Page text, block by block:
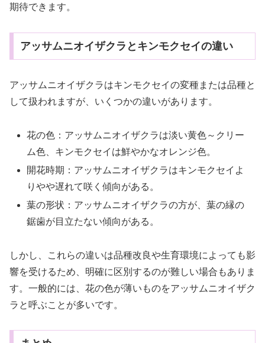
期待できます。
アッサムニオイザクラとキンモクセイの違い
アッサムニオイザクラはキンモクセイの変種または品種と
して扱われますが、いくつかの違いがあります。
花の色：アッサムニオイザクラは淡い黄色～クリー
ム色、キンモクセイは鮮やかなオレンジ色。
開花時期：アッサムニオイザクラはキンモクセイよ
りやや遅れて咲く傾向がある。
葉の形状：アッサムニオイザクラの方が、葉の縁の
鋸歯が目立たない傾向がある。
しかし、これらの違いは品種改良や生育環境によっても影
響を受けるため、明確に区別するのが難しい場合もありま
す。一般的には、花の色が薄いものをアッサムニオイザク
ラと呼ぶことが多いです。